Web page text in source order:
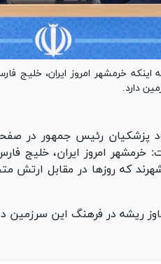
اینکه خرمشهر امروز ایران، خلیج
دارد.
پزشکیان رئیس جمهور در
خرمشهر امروز ایران، خلیج
که روزها در مقابل ارتش
ریشه در فرهنگ این سرزمین